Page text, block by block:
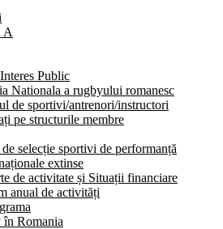
A
Public
Nationala a rugbyului romanesc
de sportivi/antrenori/instructori
pe structurile membre
selecție sportivi de performanță
extinse
de activitate și Situații financiare
anual de activități
Romania